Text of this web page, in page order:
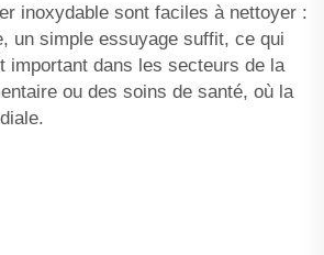
inoxydable sont faciles à nettoyer :
un simple essuyage suffit, ce qui
important dans les secteurs de la
ou des soins de santé, où la